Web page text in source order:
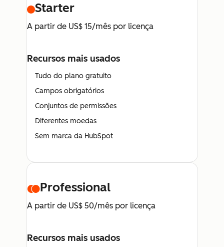
Starter
A partir de US$ 15/mês por licença
Recursos mais usados
Tudo do plano gratuito
Campos obrigatórios
Conjuntos de permissões
Diferentes moedas
Sem marca da HubSpot
Professional
A partir de US$ 50/mês por licença
Recursos mais usados